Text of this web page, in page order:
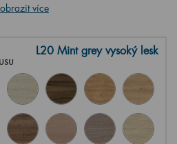
více
L20 Mint grey vysoký lesk